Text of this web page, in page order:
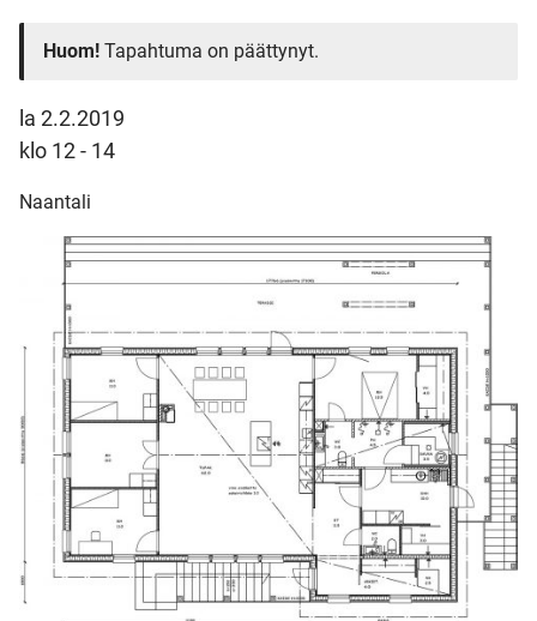
Huom! Tapahtuma on päättynyt.
la 2.2.2019
klo 12 - 14
Naantali